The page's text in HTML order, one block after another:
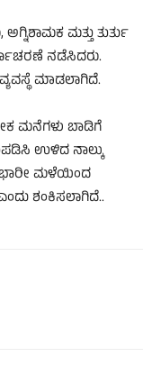
ಮತ್ತು ತುರ್ತು
ನಡೆಸಿದರು.
ವ್ಯವಸ್ಥೆ ಮಾಡಲಾಗಿದೆ.
ಮನೆಗಳು ಬಾಡಿಗೆ
ಉಳಿದ ನಾಲ್ಕು
ಭಾರೀ ಮಳೆಯಿಂದ
ಶಂಕಿಸಲಾಗಿದೆ..